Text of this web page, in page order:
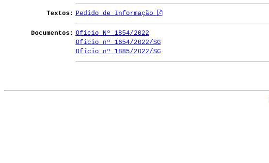
Textos: Pedido de Informação
Documentos: Ofício Nº 1854/2022
Ofício nº 1654/2022/SG
Ofício nº 1885/2022/SG